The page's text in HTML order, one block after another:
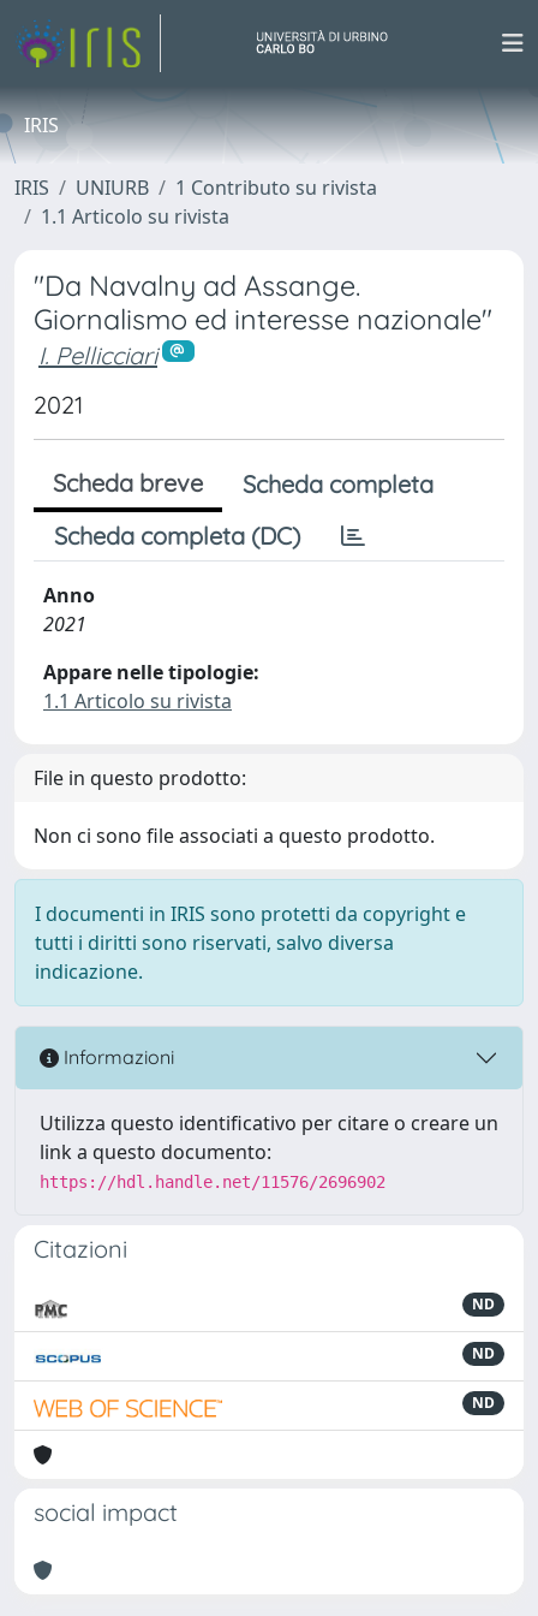
IRIS
IRIS UNIURB
1 Contributo su rivista
1.1 Articolo su rivista
"Da Navalny ad Assange.
Giornalismo ed interesse nazionale"
I. Pellicciari
2021
Scheda breve
Scheda completa
Scheda completa (DC)
Anno
2021
Appare nelle tipologie:
1.1 Articolo su rivista
File in questo prodotto:
Non ci sono file associati a questo prodotto.
I documenti in IRIS sono protetti da copyright e
tutti i diritti sono riservati, salvo diversa
indicazione.
Informazioni
Utilizza questo identificativo per citare o creare un
link a questo documento:
https://hdl.handle.net/11576/2696902
Citazioni
ND
ND
ND
social impact